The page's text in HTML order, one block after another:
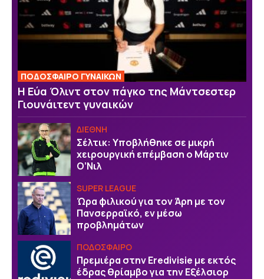
ΠΟΔΟΣΦΑΙΡΟ ΓΥΝΑΙΚΩΝ
Η Εύα Όλιντ στον πάγκο της Μάντσεστερ
Γιουνάιτεντ γυναικών
ΔΙΕΘΝΗ
Σέλτικ: Υποβλήθηκε σε μικρή
χειρουργική επέμβαση ο Μάρτιν
Ο’Νιλ
SUPER LEAGUE
Ώρα φιλικού για τον Άρη με τον
Πανσερραϊκό, εν μέσω
προβλημάτων
ΠΟΔΟΣΦΑΙΡΟ
Πρεμιέρα στην Eredivisie με εκτός
έδρας θρίαμβο για την Εξέλσιορ